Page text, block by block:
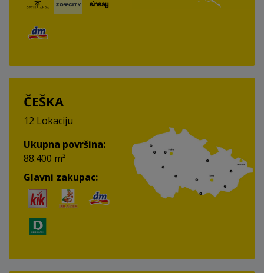
ČEŠKA
12 Lokaciju
Ukupna površina:
88.400 m²
Glavni zakupac: